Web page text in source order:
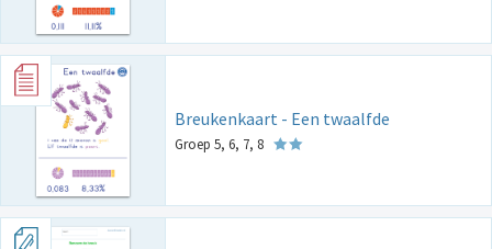
Breukenkaart - Een twaalfde
Groep 5, 6, 7, 8